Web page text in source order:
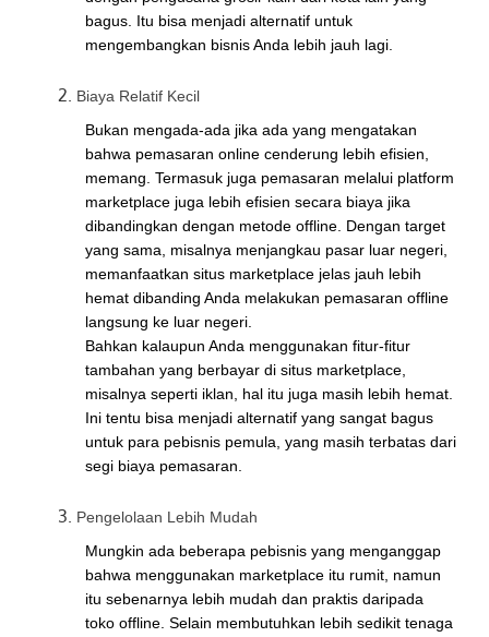
bagus. Itu bisa menjadi alternatif untuk
mengembangkan bisnis Anda lebih jauh lagi.
Biaya Relatif Kecil
Bukan mengada-ada jika ada yang mengatakan
bahwa pemasaran online cenderung lebih efisien,
memang. Termasuk juga pemasaran melalui platform
marketplace juga lebih efisien secara biaya jika
dibandingkan dengan metode offline. Dengan target
yang sama, misalnya menjangkau pasar luar negeri,
memanfaatkan situs marketplace jelas jauh lebih
hemat dibanding Anda melakukan pemasaran offline
langsung ke luar negeri.
Bahkan kalaupun Anda menggunakan fitur-fitur
tambahan yang berbayar di situs marketplace,
misalnya seperti iklan, hal itu juga masih lebih hemat.
Ini tentu bisa menjadi alternatif yang sangat bagus
untuk para pebisnis pemula, yang masih terbatas dari
segi biaya pemasaran.
Pengelolaan Lebih Mudah
Mungkin ada beberapa pebisnis yang menganggap
bahwa menggunakan marketplace itu rumit, namun
itu sebenarnya lebih mudah dan praktis daripada
toko offline. Selain membutuhkan lebih sedikit tenaga